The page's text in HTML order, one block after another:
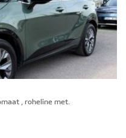
, roheline met.